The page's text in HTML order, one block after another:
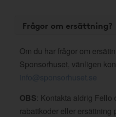
Frågor om ersättning?
Om du har frågor om
Sponsorhuset, vänligen
info@sponsorhuset.se
OBS: Kontakta aldrig Fello
rabattkoder eller ersättning